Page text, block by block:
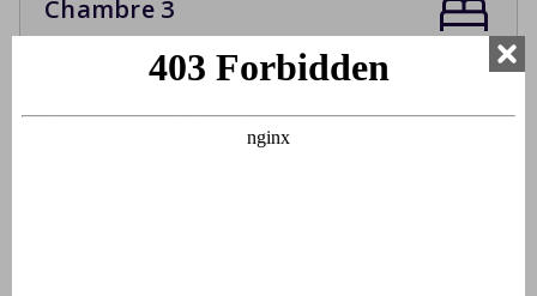
Chambre 3
Premier étage
Lits à sommier à ressorts